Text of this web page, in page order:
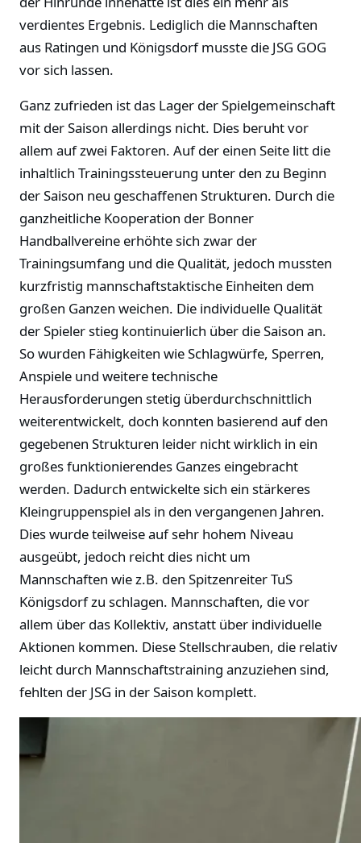
verdientes Ergebnis. Lediglich die Mannschaften
aus Ratingen und Königsdorf musste die JSG GOG
vor sich lassen.
Ganz zufrieden ist das Lager der Spielgemeinschaft
mit der Saison allerdings nicht. Dies beruht vor
allem auf zwei Faktoren. Auf der einen Seite litt die
inhaltlich Trainingssteuerung unter den zu Beginn
der Saison neu geschaffenen Strukturen. Durch die
ganzheitliche Kooperation der Bonner
Handballvereine erhöhte sich zwar der
Trainingsumfang und die Qualität, jedoch mussten
kurzfristig mannschaftstaktische Einheiten dem
großen Ganzen weichen. Die individuelle Qualität
der Spieler stieg kontinuierlich über die Saison an.
So wurden Fähigkeiten wie Schlagwürfe, Sperren,
Anspiele und weitere technische
Herausforderungen stetig überdurchschnittlich
weiterentwickelt, doch konnten basierend auf den
gegebenen Strukturen leider nicht wirklich in ein
großes funktionierendes Ganzes eingebracht
werden. Dadurch entwickelte sich ein stärkeres
Kleingruppenspiel als in den vergangenen Jahren.
Dies wurde teilweise auf sehr hohem Niveau
ausgeübt, jedoch reicht dies nicht um
Mannschaften wie z.B. den Spitzenreiter TuS
Königsdorf zu schlagen. Mannschaften, die vor
allem über das Kollektiv, anstatt über individuelle
Aktionen kommen. Diese Stellschrauben, die relativ
leicht durch Mannschaftstraining anzuziehen sind,
fehlten der JSG in der Saison komplett.